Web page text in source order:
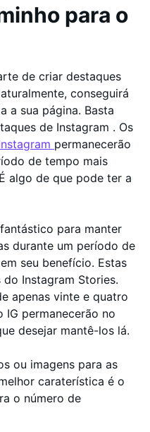
para o
de criar destaques
conseguirá
a sua página. Basta
de Instagram . Os
permanecerão
de tempo mais
algo de que pode ter a
para manter
durante um período de
seu benefício. Estas
Instagram Stories.
apenas vinte e quatro
IG permanecerão no
desejar mantê-los lá.
ou imagens para as
caraterística é o
o número de